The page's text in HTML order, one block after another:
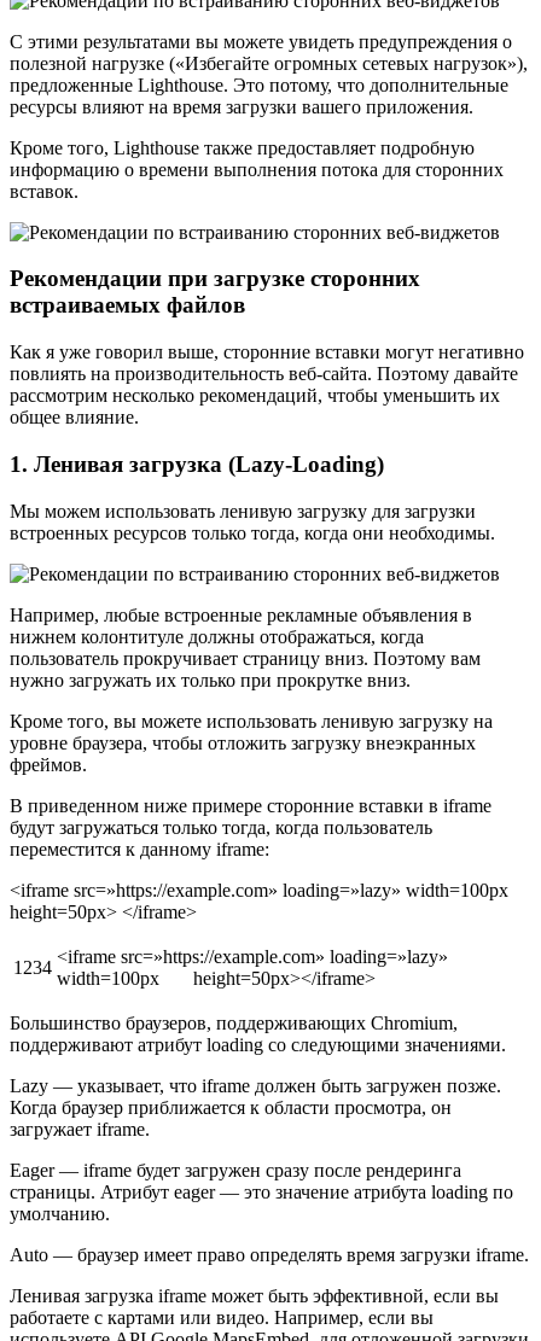
С этими результатами вы можете увидеть предупреждения о
полезной нагрузке («Избегайте огромных сетевых нагрузок»),
предложенные Lighthouse. Это потому, что дополнительные
ресурсы влияют на время загрузки вашего приложения.
Кроме того, Lighthouse также предоставляет подробную
информацию о времени выполнения потока для сторонних
вставок.
Рекомендации при загрузке сторонних
встраиваемых файлов
Как я уже говорил выше, сторонние вставки могут негативно
повлиять на производительность веб-сайта. Поэтому давайте
рассмотрим несколько рекомендаций, чтобы уменьшить их
общее влияние.
1. Ленивая загрузка (Lazy-Loading)
Мы можем использовать ленивую загрузку для загрузки
встроенных ресурсов только тогда, когда они необходимы.
Например, любые встроенные рекламные объявления в
нижнем колонтитуле должны отображаться, когда
пользователь прокручивает страницу вниз. Поэтому вам
нужно загружать их только при прокрутке вниз.
Кроме того, вы можете использовать ленивую загрузку на
уровне браузера, чтобы отложить загрузку внеэкранных
фреймов.
В приведенном ниже примере сторонние вставки в iframe
будут загружаться только тогда, когда пользователь
переместится к данному iframe:
<iframe src=»https://example.com» loading=»lazy» width=100px
height=50px> </iframe>
1234
<iframe src=»https://example.com» loading=»lazy»
width=100px height=50px></iframe>
Большинство браузеров, поддерживающих Chromium,
поддерживают атрибут loading со следующими значениями.
Lazy — указывает, что iframe должен быть загружен позже.
Когда браузер приближается к области просмотра, он
загружает iframe.
Eager — iframe будет загружен сразу после рендеринга
страницы. Атрибут eager — это значение атрибута loading по
умолчанию.
Auto — браузер имеет право определять время загрузки iframe.
Ленивая загрузка iframe может быть эффективной, если вы
работаете с картами или видео. Например, если вы